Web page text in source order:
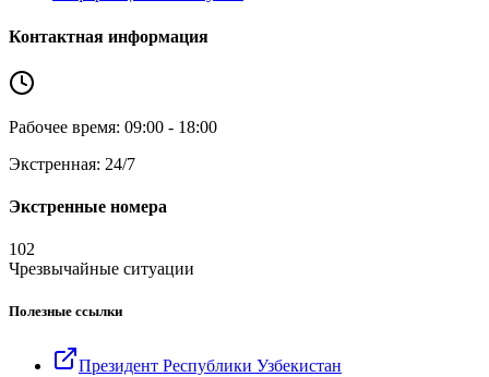
Контактная информация
Рабочее время: 09:00 - 18:00
Экстренная: 24/7
Экстренные номера
102
Чрезвычайные ситуации
Полезные ссылки
Президент Республики Узбекистан